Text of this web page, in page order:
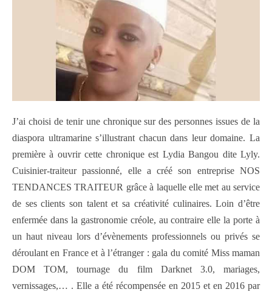
J’ai choisi de tenir une chronique sur des personnes issues de la
diaspora ultramarine s’illustrant chacun dans leur domaine. La
première à ouvrir cette chronique est Lydia Bangou dite Lyly.
Cuisinier-traiteur passionné, elle a créé son entreprise NOS
TENDANCES TRAITEUR grâce à laquelle elle met au service
de ses clients son talent et sa créativité culinaires. Loin d’être
enfermée dans la gastronomie créole, au contraire elle la porte à
un haut niveau lors d’évènements professionnels ou privés se
déroulant en France et à l’étranger : gala du comité Miss maman
DOM TOM, tournage du film Darknet 3.0, mariages,
vernissages,… . Elle a été récompensée en 2015 et en 2016 par